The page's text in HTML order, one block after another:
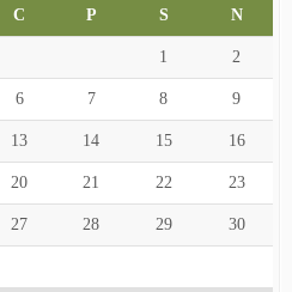
C P S N
1 2
6 7 8 9
13 14 15 16
20 21 22 23
27 28 29 30